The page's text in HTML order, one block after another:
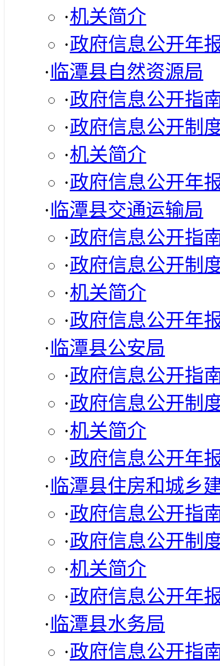
·机关简介
·政府信息公开年
·临潭县自然资源局
·政府信息公开指
·政府信息公开制
·机关简介
·政府信息公开年
·临潭县交通运输局
·政府信息公开指
·政府信息公开制
·机关简介
·政府信息公开年
·临潭县公安局
·政府信息公开指
·政府信息公开制
·机关简介
·政府信息公开年
·临潭县住房和城乡
·政府信息公开指
·政府信息公开制
·机关简介
·政府信息公开年
·临潭县水务局
·政府信息公开指